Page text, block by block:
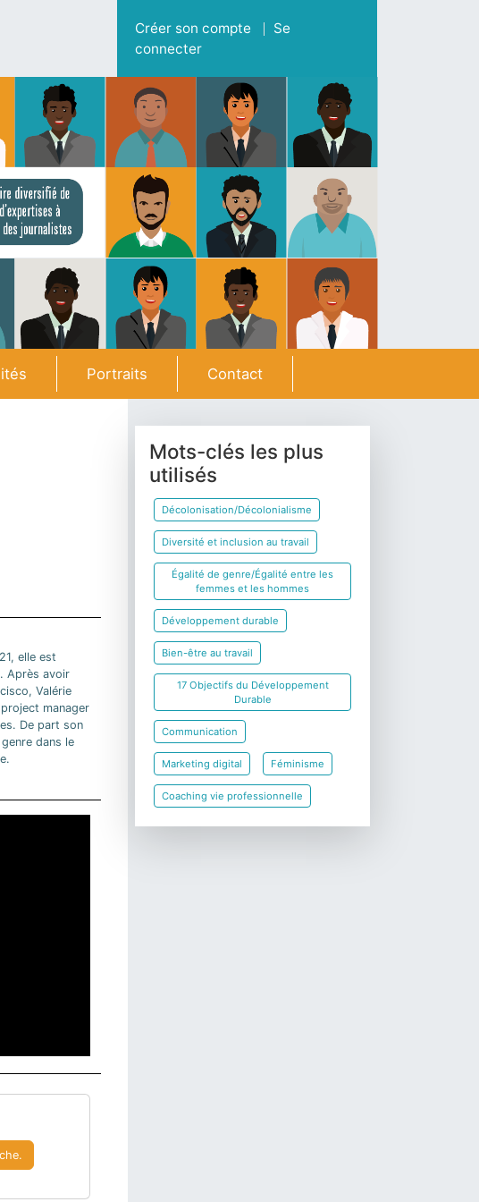
Menu du compte de l'utilisateur
Créer son compte
Se
connecter
Portraits Contact
elle est
Après avoir
Valérie
manager
De part son
dans le
Mots-clés les plus
utilisés
Décolonisation/Décolonialisme
Diversité et inclusion au travail
Égalité de genre/Égalité entre les
femmes et les hommes
Développement durable
Bien-être au travail
17 Objectifs du Développement
Durable
Communication
Marketing digital Féminisme
Coaching vie professionnelle